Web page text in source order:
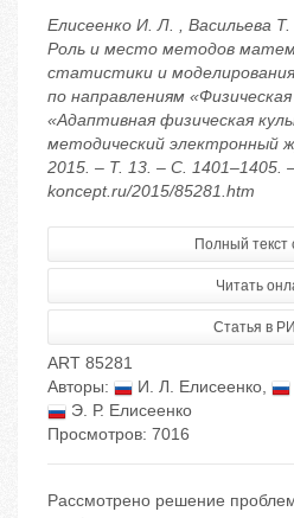
Елисеенко И. Л. , Васильева
Роль и место методов
статистики и
по направлениям
«Адаптивная физическая
методический электронный
2015. – Т. 13. – С. 1401–1405.
koncept.ru/2015/85281.htm
Полный текст
Читать
Статья в
ART 85281
Авторы:
И. Л. Елисеенко,
Э. Р. Елисеенко
Просмотров: 7016
Рассмотрено решение